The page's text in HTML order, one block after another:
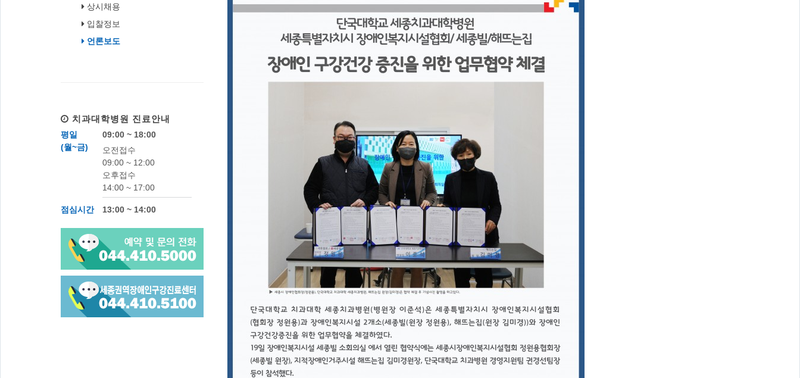
상시채용
입찰정보
언론보도
치과대학병원 진료안내
평일
(월~금)
09:00 ~ 18:00
오전접수
09:00 ~ 12:00
오후접수
14:00 ~ 17:00
점심시간 13:00 ~ 14:00